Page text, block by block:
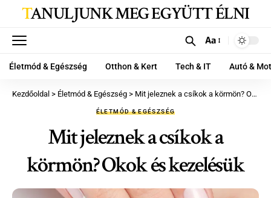
TANULJUNK MEG EGYÜTT ÉLNI
Aa
Életmód & Egészség Otthon & Kert Tech & IT Autó &
Kezdőoldal > Életmód & Egészség > Mit jeleznek a csíkok a körmön? Okok és kezelésük
ÉLETMÓD & EGÉSZSÉG
Mit jeleznek a csíkok a
körmön? Okok és kezelésük